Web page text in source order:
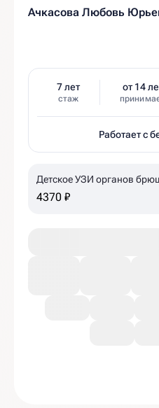
Ачкасова Любовь
7 лет
стаж
от 14
Работает с
Детское УЗИ органов
(комплексное)
4370 ₽